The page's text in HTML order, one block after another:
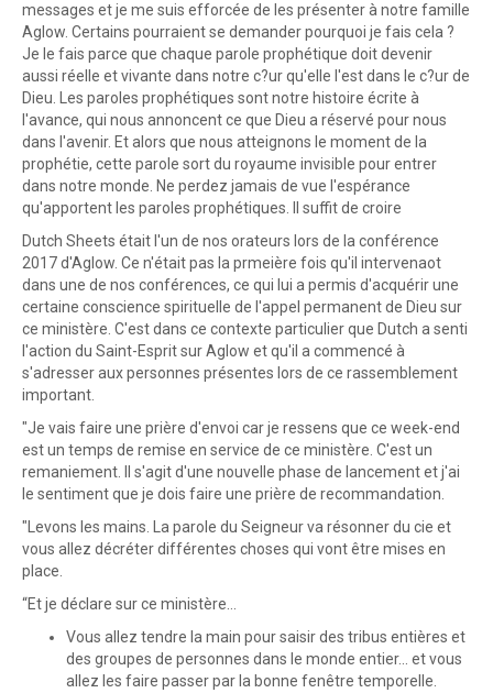
messages et je me suis efforcée de les présenter à notre famille
Aglow. Certains pourraient se demander pourquoi je fais cela ?
Je le fais parce que chaque parole prophétique doit devenir
aussi réelle et vivante dans notre c?ur qu'elle l'est dans le c?ur de
Dieu. Les paroles prophétiques sont notre histoire écrite à
l'avance, qui nous annoncent ce que Dieu a réservé pour nous
dans l'avenir. Et alors que nous atteignons le moment de la
prophétie, cette parole sort du royaume invisible pour entrer
dans notre monde. Ne perdez jamais de vue l'espérance
qu'apportent les paroles prophétiques. Il suffit de croire
Dutch Sheets était l'un de nos orateurs lors de la conférence
2017 d'Aglow. Ce n'était pas la prmeière fois qu'il intervenaot
dans une de nos conférences, ce qui lui a permis d'acquérir une
certaine conscience spirituelle de l'appel permanent de Dieu sur
ce ministère. C'est dans ce contexte particulier que Dutch a senti
l'action du Saint-Esprit sur Aglow et qu'il a commencé à
s'adresser aux personnes présentes lors de ce rassemblement
important.
"Je vais faire une prière d'envoi car je ressens que ce week-end
est un temps de remise en service de ce ministère. C'est un
remaniement. Il s'agit d'une nouvelle phase de lancement et j'ai
le sentiment que je dois faire une prière de recommandation.
"Levons les mains. La parole du Seigneur va résonner du cie et
vous allez décréter différentes choses qui vont être mises en
place.
“Et je déclare sur ce ministère…
Vous allez tendre la main pour saisir des tribus entières et
des groupes de personnes dans le monde entier... et vous
allez les faire passer par la bonne fenêtre temporelle.